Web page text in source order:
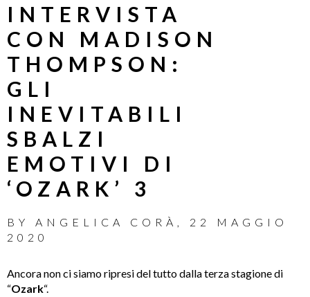
INTERVISTA
CON MADISON
THOMPSON:
GLI
INEVITABILI
SBALZI
EMOTIVI DI
‘OZARK’ 3
BY ANGELICA CORÀ
22 MAGGIO
2020
Ancora non ci siamo ripresi del tutto dalla terza stagione di
“Ozark“.